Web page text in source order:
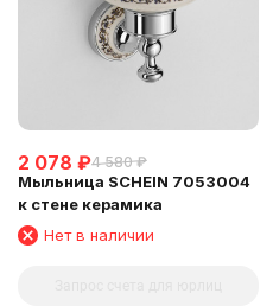
2 078 ₽4 580 ₽
Мыльница SCHEIN 7053004
к стене керамика
Нет в наличии